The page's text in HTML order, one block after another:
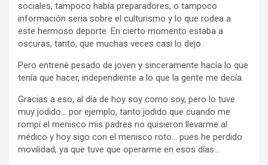
sociales, tampoco había preparadores, o tampoco
información seria sobre el culturismo y lo que rodea a
este hermoso deporte. En cierto momento estaba a
oscuras, tanto, que muchas veces casi lo dejo.
Pero entrené pesado de joven y sinceramente hacía lo que
tenía que hacer, independiente a lo que la gente me decía.
Gracias a eso, al día de hoy soy como soy, pero lo tuve
muy jodido… por ejemplo, tanto jodido que cuando me
rompí el menisco mis padres no quisieron llevarme al
médico y hoy sigo con el menisco roto… pues he perdido
movilidad, ya que tuve que operarme en esos días…